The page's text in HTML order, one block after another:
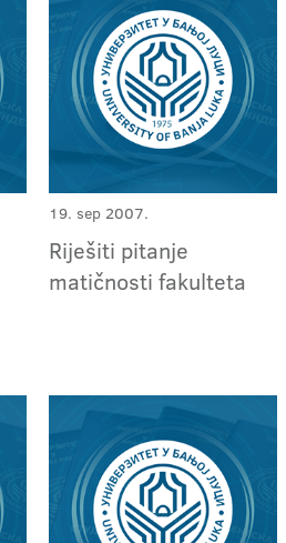
19. sep 2007.
Riješiti pitanje
matičnosti fakulteta